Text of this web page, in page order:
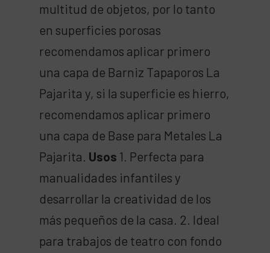
multitud de objetos, por lo tanto
en superficies porosas
recomendamos aplicar primero
una capa de Barniz Tapaporos La
Pajarita y, si la superficie es hierro,
recomendamos aplicar primero
una capa de Base para Metales La
Pajarita. Usos 1. Perfecta para
manualidades infantiles y
desarrollar la creatividad de los
más pequeños de la casa. 2. Ideal
para trabajos de teatro con fondo